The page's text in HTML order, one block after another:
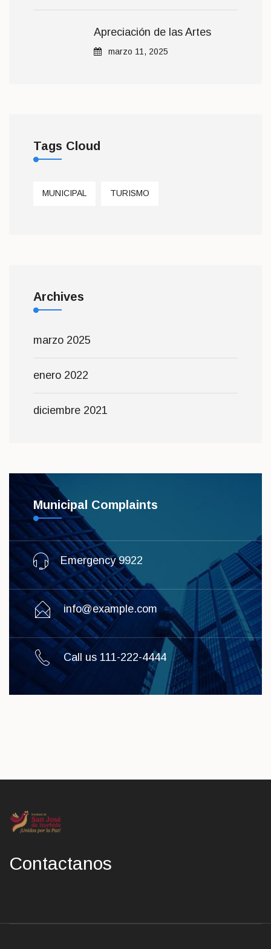
Apreciación de las Artes
marzo 11, 2025
Tags Cloud
MUNICIPAL TURISMO
Archives
marzo 2025
enero 2022
diciembre 2021
Municipal Complaints
Emergency 9922
info@example.com
Call us 111-222-4444
Contactanos